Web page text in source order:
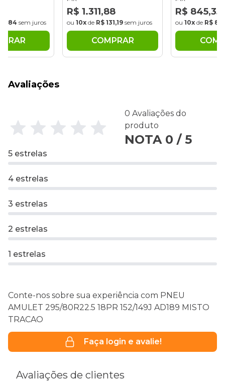
sem juros
R$ 1.311,88
ou 10x de R$ 131,19 sem juros
COMPRAR
R$ 845,35
ou 10x de R$
Avaliações
0 Avaliações do
produto
NOTA 0 / 5
5 estrelas
4 estrelas
3 estrelas
2 estrelas
1 estrelas
Conte-nos sobre sua experiência com PNEU
AMULET 295/80R22.5 18PR 152/149J AD189 MISTO
TRACAO
Faça login e avalie!
Avaliações de clientes